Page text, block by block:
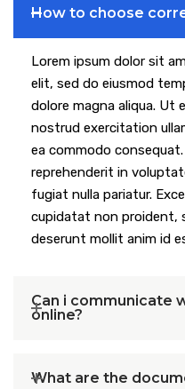
How to choose
Lorem ipsum dolor sit
elit, sed do eiusmod
dolore magna aliqua. Ut
nostrud exercitation
ea commodo
reprehenderit in
fugiat nulla pariatur.
cupidatat non proident,
deserunt mollit anim id
Can i communicate
online?
What are the